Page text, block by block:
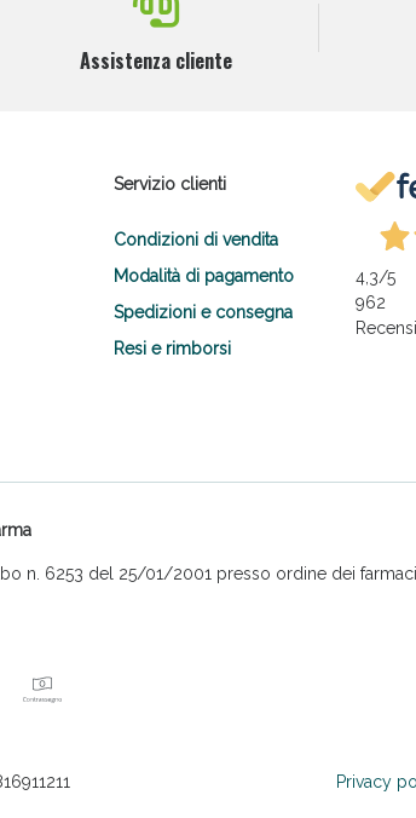
Assistenza cliente
Servizio clienti
Condizioni di vendita
Modalità di pagamento
Spedizioni e consegna
Resi e rimborsi
4,3/5
962
n. 6253 del 25/01/2001 presso ordine dei
Privacy